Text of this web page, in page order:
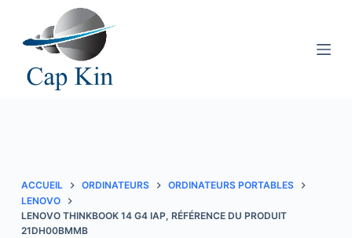
c
o
n
ACCUEIL ORDINATEURS
ORDINATEURS PORTABLES
LENOVO
LENOVO THINKBOOK 14 G4 IAP, RÉFÉRENCE DU PRODUIT
21DH00BMMB